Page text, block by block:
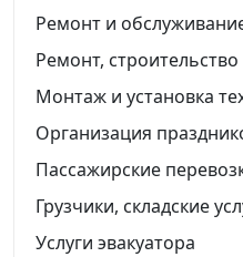
Ремонт и
Ремонт, строительство
Монтаж и установка
Организация
Пассажирские
Грузчики, складские
Услуги эвакуатора